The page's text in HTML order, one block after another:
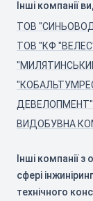
Інші компанії
ТОВ
ТОВ "КФ
ДЕВЕЛОПМЕНТ"
ВИДОБУВНА
Інші компанії
сфері
технічного